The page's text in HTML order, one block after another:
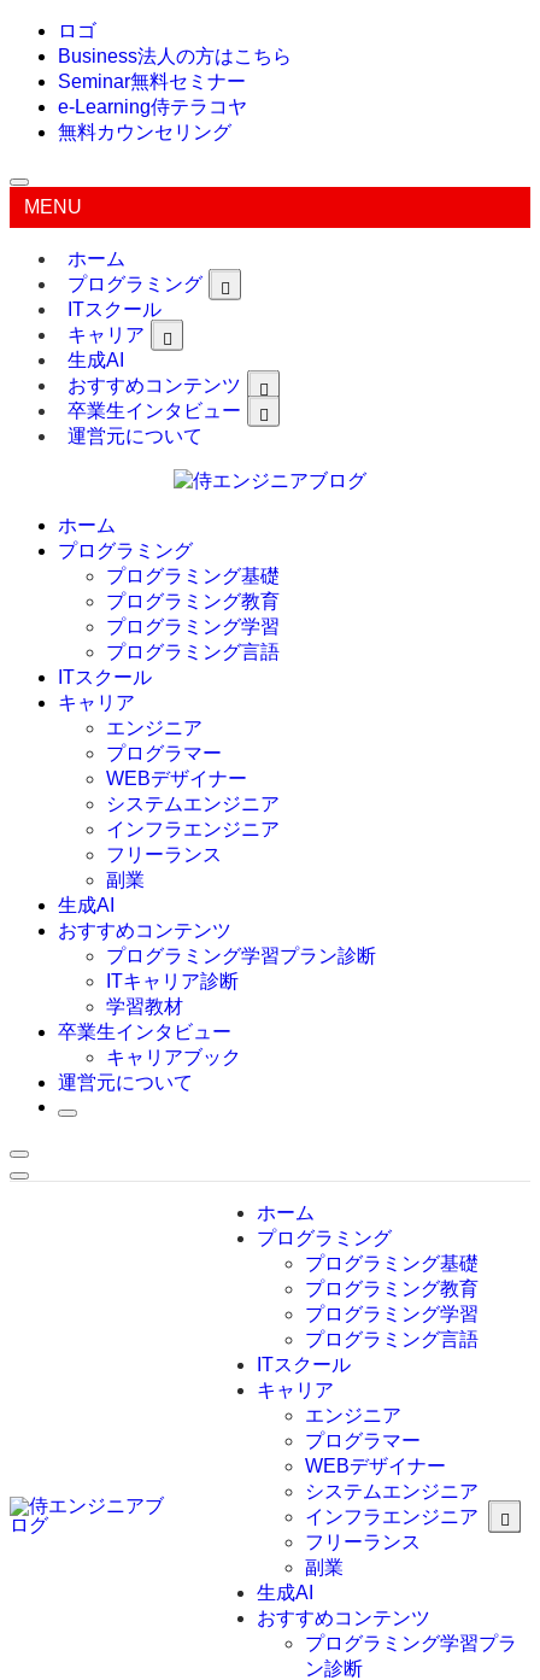
ロゴ
Business法人の方はこちら
Seminar無料セミナー
e-Learning侍テラコヤ
無料カウンセリング
MENU
ホーム
プログラミング
ITスクール
キャリア
生成AI
おすすめコンテンツ
卒業生インタビュー
運営元について
ホーム
プログラミング
プログラミング基礎
プログラミング教育
プログラミング学習
プログラミング言語
C言語
C#
VBA
Go言語
Kotlin
Java
JavaScript
Swift
Ruby
その他言語
ITスクール
キャリア
エンジニア
プログラマー
WEBデザイナー
システムエンジニア
インフラエンジニア
フリーランス
副業
生成AI
おすすめコンテンツ
プログラミング学習プラン診断
ITキャリア診断
学習教材
卒業生インタビュー
キャリアブック
運営元について
ホーム
プログラミング
プログラミング基礎
プログラミング教育
プログラミング学習
プログラミング言語
C言語
C#
VBA
Go言語
Kotlin
Java
JavaScript
Swift
Ruby
ITスクール
キャリア
エンジニア
プログラマー
WEBデザイナー
システムエンジニア
インフラエンジニア
フリーランス
副業
生成AI
おすすめコンテンツ
プログラミング学習プラ
ン診断